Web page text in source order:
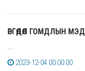
ӨРГӨДӨЛ ГОМДЛЫН
...
2023-12-04 00:00:00